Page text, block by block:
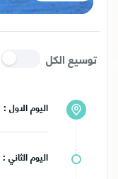
توسيع الكل
اليوم الاول :
اليوم الثاني :